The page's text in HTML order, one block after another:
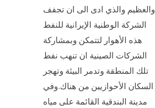
والعظيم والذي ادى الى ان تجفف
الشركة الوطنية الإيرانية للنفط
هذه الأهوار لتتمكن وبمشاركة
الشركات الصينية ان تنهب نفط
تلك المنطقة وتدمر البيئة وتهجر
السكان الأحوازيين من هناك.وفي
مدينة البندقية القائمة على مياه